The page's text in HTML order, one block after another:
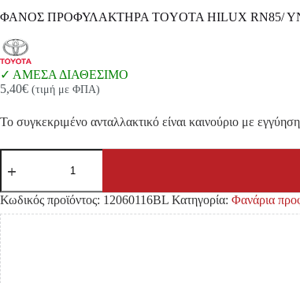
ΦΑΝΟΣ ΠΡΟΦΥΛΑΚΤΗΡΑ TOYOTA HILUX RN85/
ΑΜΕΣΑ ΔΙΑΘΕΣΙΜΟ
5,40€ (τιμή με ΦΠΑ)
Το συγκεκριμένο ανταλλακτικό είναι καινούριο με
ΦΑΝΟΣ
ΠΡΟΦΥΛΑΚΤΗΡΑ
HILUX
RN85/
YN100
'88-
'96
ΑΡΙΣΤΕΡΑ
ποσότητα
Κωδικός προϊόντος: 12060116BL Κατηγορία: Φανάρια